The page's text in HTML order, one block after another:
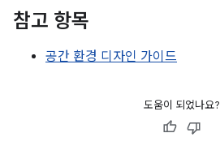
참고 항목
공간 환경 디자인 가이드
도움이 되었나요?